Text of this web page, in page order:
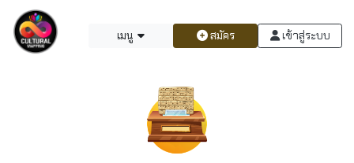
เมนู สมัคร เข้าสู่ระบบ